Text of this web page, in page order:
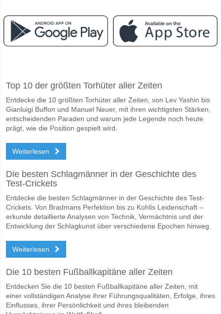
Das Spiel zwischen Maccabi Petah Tikva v Maccabi Herzliya 14 April
Wer ist das Lieblingsteam, zwischen dem zu
Maccabi Petah Tikva für den Gewinner den Spiel, mit einer
Ja für Beide Teams Erzielen, mit einem Prozentsatz von 55%.
Wofür ist die richtige Ergebnisprognose Maccabi
Auf der riskanten Seite, können Sie das Korrektes Ergebnis von
Top 10 der größten Torhüter aller Zeiten
Entdecke die 10 größten Torhüter aller Zeiten, von Lev Yashin bis
Gianluigi Buffon und Manuel Neuer, mit ihren wichtigsten Stärken,
entscheidenden Paraden und warum jede Legende noch heute
prägt, wie die Position gespielt wird.
Weiterlesen
Die besten Schlagmänner in der Geschichte des
Test-Crickets
Entdecke die besten Schlagmänner in der Geschichte des Test-
Crickets. Von Bradmans Perfektion bis zu Kohlis Leidenschaft –
erkunde detaillierte Analysen von Technik, Vermächtnis und der
Entwicklung der Schlagkunst über verschiedene Epochen hinweg.
Weiterlesen
Die 10 besten Fußballkapitäne aller Zeiten
Entdecken Sie die 10 besten Fußballkapitäne aller Zeiten, mit
einer vollständigen Analyse ihrer Führungsqualitäten, Erfolge, ihres
Einflusses, ihrer Persönlichkeit und ihres bleibenden